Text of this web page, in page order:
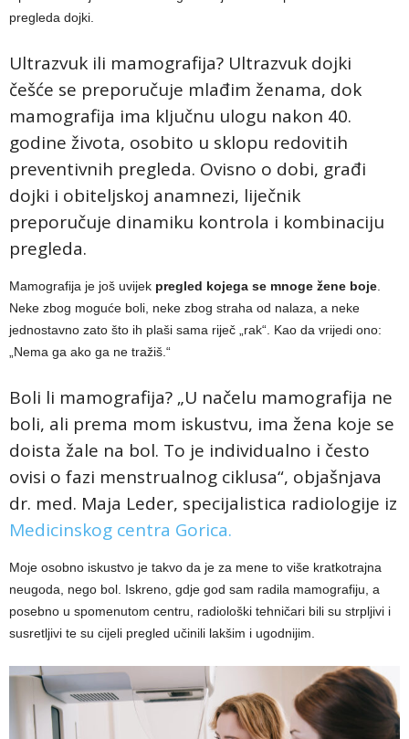
pregleda dojki.
Ultrazvuk ili mamografija? Ultrazvuk dojki
češće se preporučuje mlađim ženama, dok
mamografija ima ključnu ulogu nakon 40.
godine života, osobito u sklopu redovitih
preventivnih pregleda. Ovisno o dobi, građi
dojki i obiteljskoj anamnezi, liječnik
preporučuje dinamiku kontrola i kombinaciju
pregleda.
Mamografija je još uvijek pregled kojega se mnoge žene boje
Neke zbog moguće boli, neke zbog straha od nalaza, a neke
jednostavno zato što ih plaši sama riječ „rak“. Kao da vrijedi ono:
„Nema ga ako ga ne tražiš.“
Boli li mamografija? „U načelu mamografija ne
boli, ali prema mom iskustvu, ima žena koje se
doista žale na bol. To je individualno i često
ovisi o fazi menstrualnog ciklusa“, objašnjava
dr. med. Maja Leder, specijalistica radiologije iz
Medicinskog centra Gorica.
Moje osobno iskustvo je takvo da je za mene to više kratkotrajna
neugoda, nego bol. Iskreno, gdje god sam radila mamografiju, a
posebno u spomenutom centru, radiološki tehničari bili su strpljivi i
susretljivi te su cijeli pregled učinili lakšim i ugodnijim.